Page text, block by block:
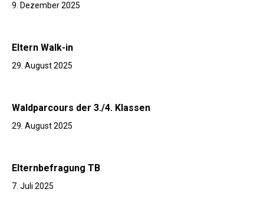
9. Dezember 2025
Eltern Walk-in
29. August 2025
Waldparcours der 3./4. Klassen
29. August 2025
Elternbefragung TB
7. Juli 2025